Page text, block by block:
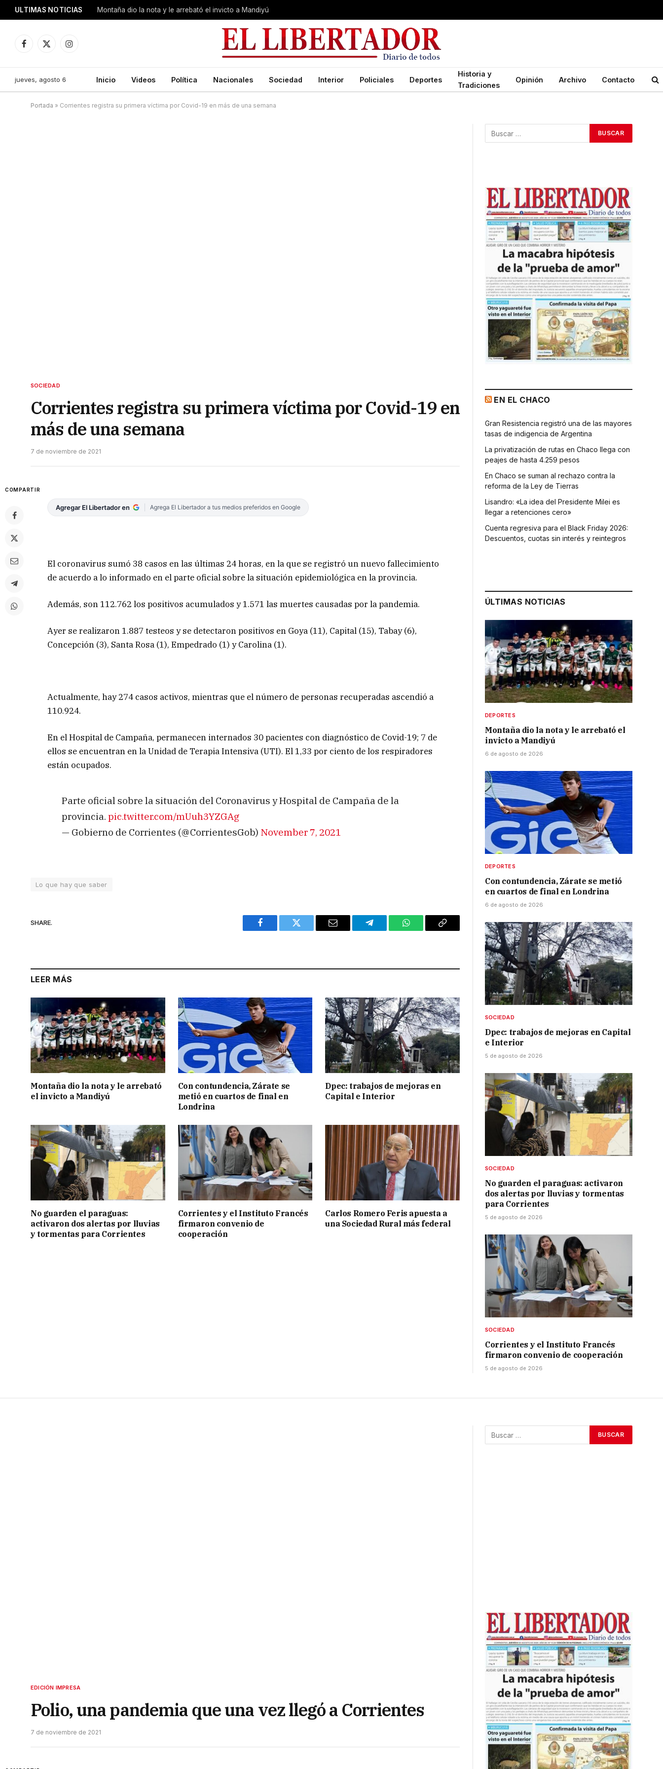
ULTIMAS NOTICIAS Montaña dio la nota y le arrebató el invicto a Mandiyú
Facebook
X
Instagram
jueves, agosto 6 Inicio Videos Política Nacionales Sociedad Interior Policiales Deportes
Historia y
Tradiciones
Opinión Archivo Contacto
Portada » Corrientes registra su primera víctima por Covid-19 en más de una semana
SOCIEDAD
Corrientes registra su primera víctima por Covid-19 en
más de una semana
7 de noviembre de 2021
COMPARTIR
Agregar El Libertador en Agrega El Libertador a tus medios preferidos en Google
El coronavirus sumó 38 casos en las últimas 24 horas, en la que se registró un nuevo fallecimiento
de acuerdo a lo informado en el parte oficial sobre la situación epidemiológica en la provincia.
Además, son 112.762 los positivos acumulados y 1.571 las muertes causadas por la pandemia.
Ayer se realizaron 1.887 testeos y se detectaron positivos en Goya (11), Capital (15), Tabay (6),
Concepción (3), Santa Rosa (1), Empedrado (1) y Carolina (1).
Actualmente, hay 274 casos activos, mientras que el número de personas recuperadas ascendió a
110.924.
En el Hospital de Campaña, permanecen internados 30 pacientes con diagnóstico de Covid-19; 7 de
ellos se encuentran en la Unidad de Terapia Intensiva (UTI). El 1,33 por ciento de los respiradores
están ocupados.
Parte oficial sobre la situación del Coronavirus y Hospital de Campaña de la
provincia. pic.twitter.com/mUuh3YZGAg
— Gobierno de Corrientes (@CorrientesGob) November 7, 2021
Lo que hay que saber
SHARE.
Facebook Twitter Email Telegram WhatsAppCopy
LEER MÁS
Montaña dio la nota y le arrebató
el invicto a Mandiyú
Con contundencia, Zárate se
metió en cuartos de final en
Londrina
Dpec: trabajos de mejoras en
Capital e Interior
No guarden el paraguas:
activaron dos alertas por lluvias
y tormentas para Corrientes
Corrientes y el Instituto Francés
firmaron convenio de
cooperación
Carlos Romero Feris apuesta a
una Sociedad Rural más federal
EN EL CHACO
Gran Resistencia registró una de las mayores
tasas de indigencia de Argentina
La privatización de rutas en Chaco llega con
peajes de hasta 4.259 pesos
En Chaco se suman al rechazo contra la
reforma de la Ley de Tierras
Lisandro: «La idea del Presidente Milei es
llegar a retenciones cero»
Cuenta regresiva para el Black Friday 2026:
Descuentos, cuotas sin interés y reintegros
ÚLTIMAS NOTICIAS
DEPORTES
Montaña dio la nota y le arrebató el
invicto a Mandiyú
6 de agosto de 2026
DEPORTES
Con contundencia, Zárate se metió
en cuartos de final en Londrina
6 de agosto de 2026
SOCIEDAD
Dpec: trabajos de mejoras en Capital
e Interior
5 de agosto de 2026
SOCIEDAD
No guarden el paraguas: activaron
dos alertas por lluvias y tormentas
para Corrientes
5 de agosto de 2026
SOCIEDAD
Corrientes y el Instituto Francés
firmaron convenio de cooperación
5 de agosto de 2026
EDICIÓN IMPRESA
Polio, una pandemia que una vez llegó a Corrientes
7 de noviembre de 2021